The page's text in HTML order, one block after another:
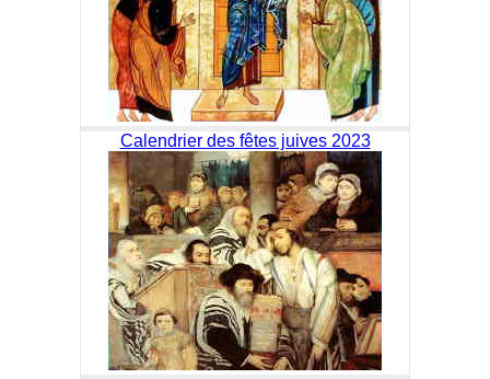
Calendrier des fêtes juives 2023